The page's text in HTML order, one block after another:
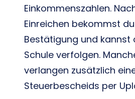
Einkommenszahlen.
Einreichen bekommst
Bestätigung und kannst
Schule verfolgen.
verlangen zusätzlich
Steuerbescheids per